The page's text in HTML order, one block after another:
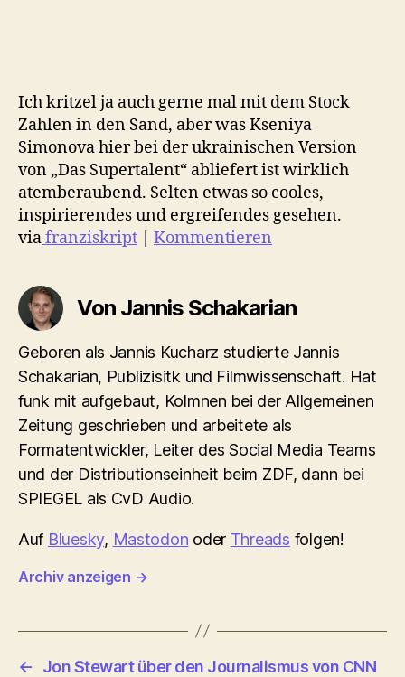
Ich kritzel ja auch gerne mal mit dem Stock
Zahlen in den Sand, aber wasKseniya
Simonova hier bei der ukrainischen Version
von „Das Supertalent“ abliefert ist wirklich
atemberaubend. Selten etwas so cooles,
inspirierendes und ergreifendes gesehen.
viafranziskript | Kommentieren
Von Jannis Schakarian
Geboren als Jannis Kucharz studierte Jannis
Schakarian, Publizisitk und Filmwissenschaft. Hat
funk mit aufgebaut, Kolmnen bei der Allgemeinen
Zeitung geschrieben und arbeitete als
Formatentwickler, Leiter des Social Media Teams
und der Distributionseinheit beim ZDF, dann bei
SPIEGEL als CvD Audio.
Auf Bluesky, Mastodon oder Threads folgen!
Archiv anzeigen →
←
Jon Stewart über den Journalismus von CNN